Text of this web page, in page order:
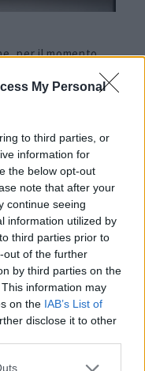
My Personal
to third parties, or
information for
the below opt-out
note that after your
continue seeing
information utilized by
third parties prior to
out of the further
by third parties on the
information may
on the IAB’s List of
disclose it to other
per il momento,
difficile da
a unUnimog
come si può
se una piccola
di Robb